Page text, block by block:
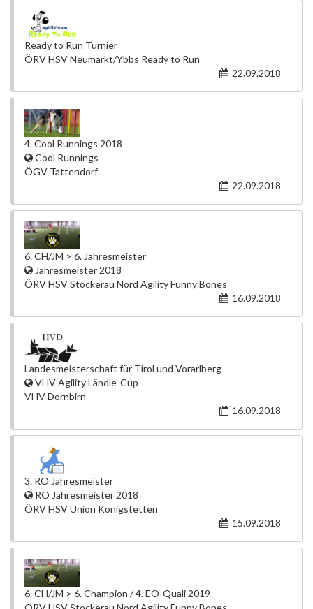
Ready to Run Turnier
ÖRV HSV Neumarkt/Ybbs Ready to Run
22.09.2018
4. Cool Runnings 2018
Cool Runnings
ÖGV Tattendorf
22.09.2018
6. CH/JM > 6. Jahresmeister
Jahresmeister 2018
ÖRV HSV Stockerau Nord Agility Funny Bones
16.09.2018
Landesmeisterschaft für Tirol und Vorarlberg
VHV Agility Ländle-Cup
VHV Dornbirn
16.09.2018
3. RO Jahresmeister
RO Jahresmeister 2018
ÖRV HSV Union Königstetten
15.09.2018
6. CH/JM > 6. Champion / 4. EO-Quali 2019